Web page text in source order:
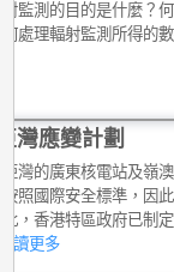
監測的目的是什麼？
處理輻射監測所得的
灣應變計劃
灣的廣東核電站及嶺
照國際安全標準，因
，香港特區政府已制
讀更多